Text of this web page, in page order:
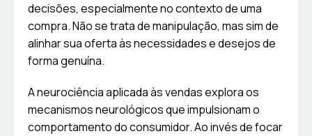
decisões, especialmente no contexto de uma
compra. Não se trata de manipulação, mas sim de
alinhar sua oferta às necessidades e desejos de
forma genuína.
A neurociência aplicada às vendas explora os
mecanismos neurológicos que impulsionam o
comportamento do consumidor. Ao invés de focar